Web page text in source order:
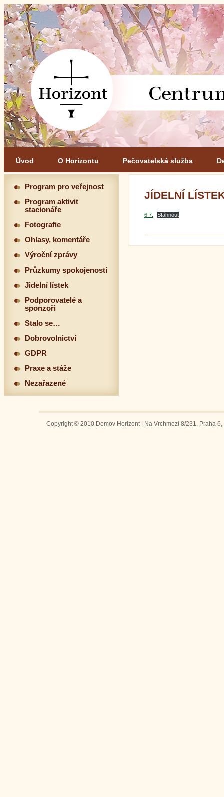
Úvod O Horizontu Pečovatelská služba
JÍDELNÍ
6.7. Stáhnout
Program pro veřejnost
Program aktivit
stacionáře
Fotografie
Ohlasy, komentáře
Výroční zprávy
Průzkumy spokojenosti
Jidelní lístek
Podporovatelé a
sponzoři
Stalo se…
Dobrovolnictví
GDPR
Praxe a stáže
Nezařazené
Copyright © 2010 Domov Horizont | Na Vrchmezí 8/231, Praha